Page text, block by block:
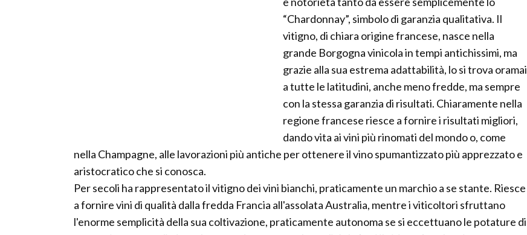
“Chardonnay”, simbolo di garanzia qualitativa. Il
vitigno, di chiara origine francese, nasce nella
grande Borgogna vinicola in tempi antichissimi, ma
grazie alla sua estrema adattabilità, lo si trova oramai
a tutte le latitudini, anche meno fredde, ma sempre
con la stessa garanzia di risultati. Chiaramente nella
regione francese riesce a fornire i risultati migliori,
dando vita ai vini più rinomati del mondo o, come
nella Champagne, alle lavorazioni più antiche per ottenere il vino spumantizzato più apprezzato e
aristocratico che si conosca.
Per secoli ha rappresentato il vitigno dei vini bianchi, praticamente un marchio a se stante. Riesce
a fornire vini di qualità dalla fredda Francia all'assolata Australia, mentre i viticoltori sfruttano
l'enorme semplicità della sua coltivazione, praticamente autonoma se si eccettuano le potature di